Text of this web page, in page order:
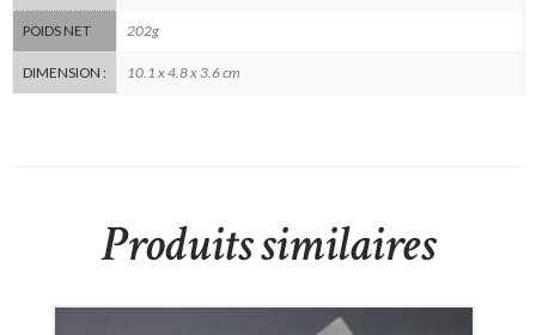
POIDS NET 202g
DIMENSION : 10.1 x 4.8 x 3.6 cm
Produits similaires